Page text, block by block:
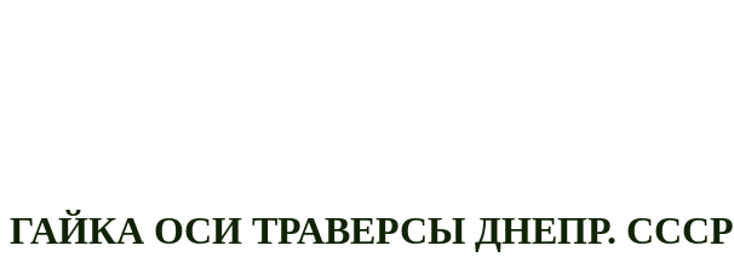
ГАЙКА ОСИ ТРАВЕРСЫ ДНЕПР. СССР